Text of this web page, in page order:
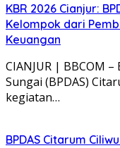
KBR 2026 Cianjur:
Kelompok dari
Keuangan
CIANJUR | BBCOM
Sungai (BPDAS)
kegiatan…
BPDAS Citarum